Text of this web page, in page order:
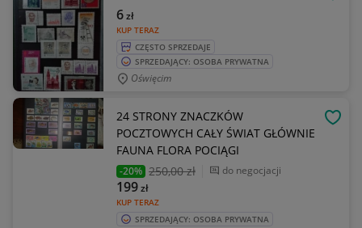
KUP TERAZ
6zł
CZĘSTO SPRZEDAJE
SPRZEDAJĄCY: OSOBA PRYWATNA
Oświęcim
24 STRONY ZNACZKÓW
POCZTOWYCH CAŁY ŚWIAT GŁÓWNIE
FAUNA FLORA POCIĄGI
-20% 250,00 zł do negocjacji
KUP TERAZ
199zł
SPRZEDAJĄCY: OSOBA PRYWATNA